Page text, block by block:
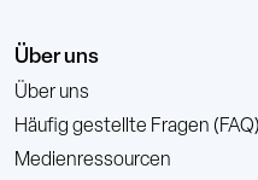
Über uns
Über uns
Häufig gestellte Fragen (FAQ)
Medienressourcen